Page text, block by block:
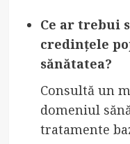
Ce ar trebui
credințele
sănătatea?
Consultă un
domeniul
tratamente